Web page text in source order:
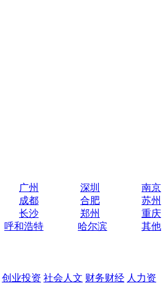
广州 深圳
南京
成都 合肥
苏州
长沙 郑州
重庆
呼和浩特 哈尔滨
其他
创业投资 社会人文 财务财经 人力资